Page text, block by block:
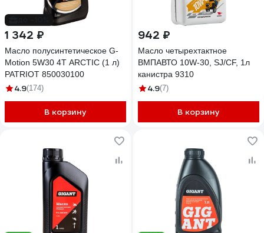
1 342 ₽
Масло полусинтетическое G-
Motion 5W30 4Т ARCTIC (1 л)
PATRIOT 850030100
4.9(174)
В корзину
942 ₽
Масло четырехтактное
ВМПАВТО 10W-30, SJ/CF, 1л
канистра 9310
4.9(7)
В корзину